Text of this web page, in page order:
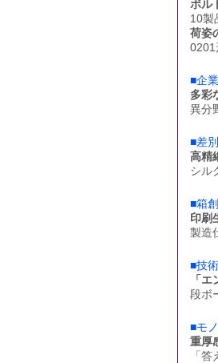
ボル
10製
荷姿
0201
■企
多彩
異分
■差
高精
シル
■箱
印刷
製造
■技
「
段ボ
■モ
重厚
「